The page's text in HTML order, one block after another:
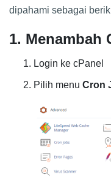
dipahami sebagai
1. Menambah
Login ke cPanel
Pilih menu Cron